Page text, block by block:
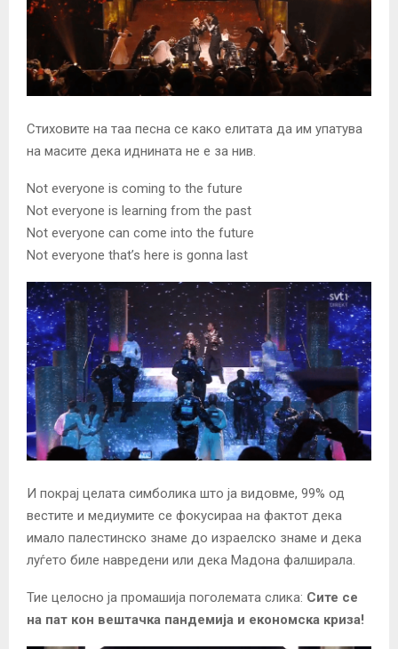
Стиховите на таа песна се како елитата да им упатува
на масите дека иднината не е за нив.
Not everyone is coming to the future
Not everyone is learning from the past
Not everyone can come into the future
Not everyone that’s here is gonna last
И покрај целата симболика што ја видовме, 99% од
вестите и медиумите се фокусираа на фактот дека
имало палестинско знаме до израелско знаме и дека
луѓето биле навредени или дека Мадона фалширала.
Тие целосно ја промашија поголемата слика: Сите се
на пат кон вештачка пандемија и економска криза!